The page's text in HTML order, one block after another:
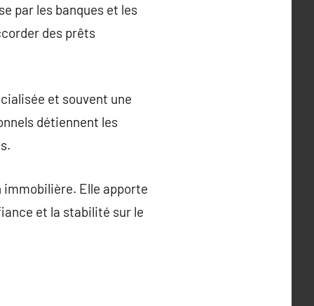
par les banques et les
des prêts
et souvent une
détiennent les
Elle apporte
et la stabilité sur le